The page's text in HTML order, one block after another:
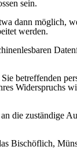
sein.
dann
werden.
betreffenden
Widerspruchs
die zuständige
Bischöflich,